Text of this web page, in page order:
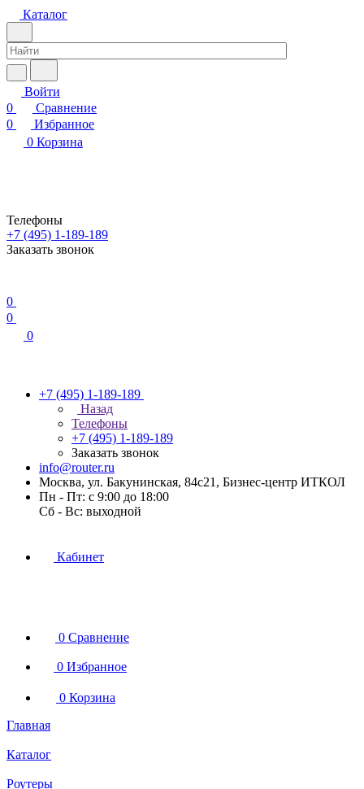
Каталог
Войти
0
Сравнение
0
Избранное
0 Корзина
Телефоны
+7 (495) 1-189-189
Заказать звонок
0
0
0
+7 (495) 1-189-189
Назад
Телефоны
+7 (495) 1-189-189
Заказать звонок
info@router.ru
Москва, ул. Бакунинская, 84с21, Бизнес-центр ИТКОЛ
Пн - Пт: с 9:00 до 18:00
Cб - Вс: выходной
Кабинет
0 Сравнение
0 Избранное
0 Корзина
Главная
Каталог
Роутеры